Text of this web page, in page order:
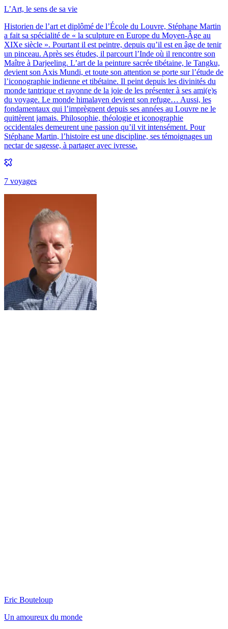
L’Art, le sens de sa vie
Historien de l’art et diplômé de l’École du Louvre, Stéphane Martin
a fait sa spécialité de « la sculpture en Europe du Moyen-Âge au
XIXe siècle ». Pourtant il est peintre, depuis qu’il est en âge de tenir
un pinceau. Après ses études, il parcourt l’Inde où il rencontre son
Maître à Darjeeling. L’art de la peinture sacrée tibétaine, le Tangku,
devient son Axis Mundi, et toute son attention se porte sur l’étude de
l’iconographie indienne et tibétaine. Il peint depuis les divinités du
monde tantrique et rayonne de la joie de les présenter à ses ami(e)s
du voyage. Le monde himalayen devient son refuge… Aussi, les
fondamentaux qui l’imprègnent depuis ses années au Louvre ne le
quittèrent jamais. Philosophie, théologie et iconographie
occidentales demeurent une passion qu’il vit intensément. Pour
Stéphane Martin, l’histoire est une discipline, ses témoignages un
nectar de sagesse, à partager avec ivresse.
7 voyages
Eric Bouteloup
Un amoureux du monde